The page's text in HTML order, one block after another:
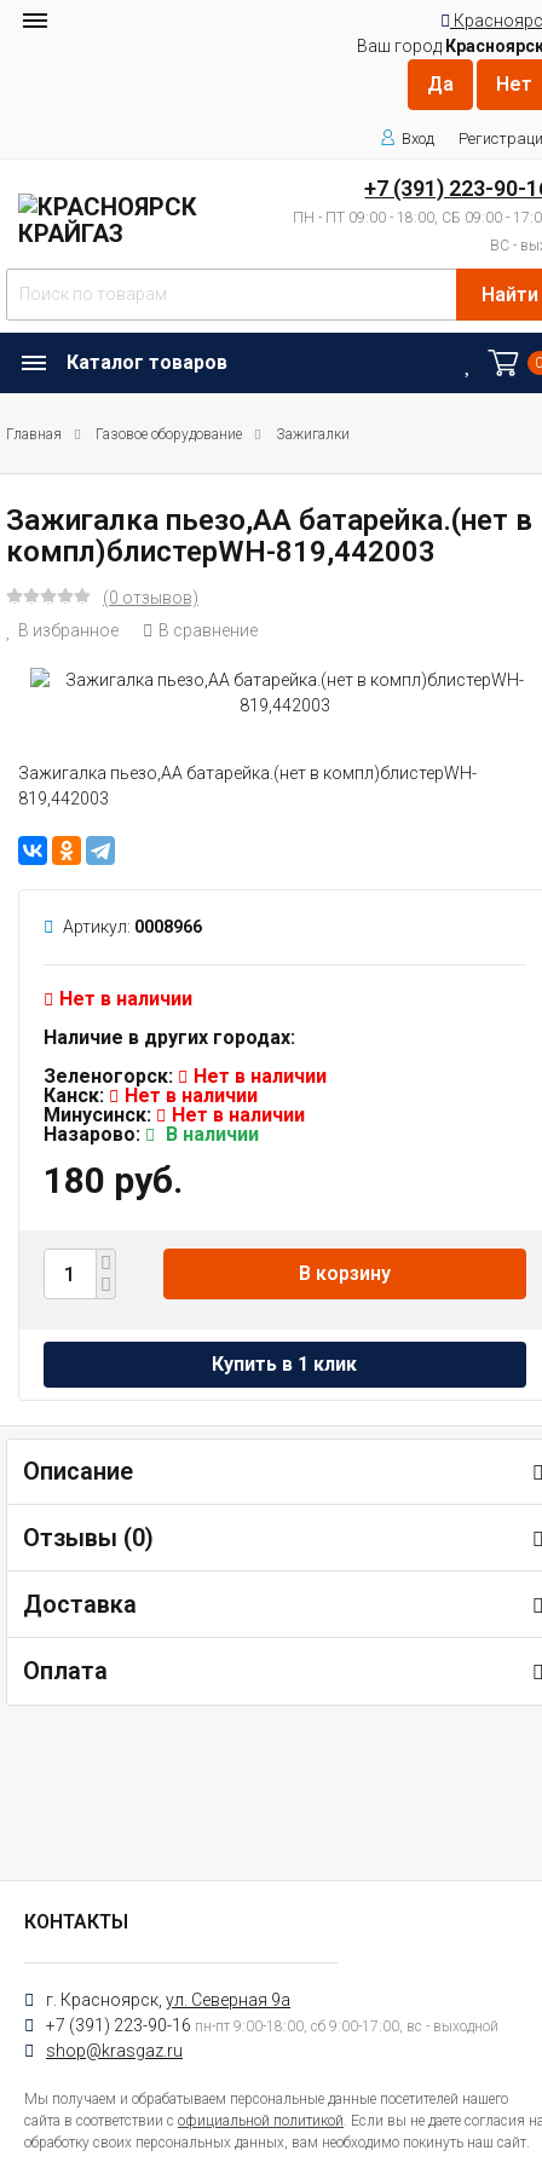
Ваш город
Вход
+7 (391) 223-90-
ПН - ПТ 09:00 - 18:00, СБ 09:00 -
ВС -
Найти
Каталог товаров
Главная Газовое оборудование Зажигалки
Зажигалка пьезо,АА батарейка.(нет в
компл)блистерWH-819,442003
(0 отзывов)
В избранное
В сравнение
Зажигалка пьезо,АА батарейка.(нет в компл)блистерWH-
819,442003
Артикул: 0008966
Нет в наличии
Наличие в других городах:
Зеленогорск:
Нет в наличии
Канск:
Нет в наличии
Минусинск:
Нет в наличии
Назарово:
В наличии
180 руб.
В корзину
Описание
Отзывы (0)
Доставка
Оплата
КОНТАКТЫ
г. Красноярск, ул. Северная 9а
+7 (391) 223-90-16 пн-пт 9:00-18:00, сб 9:00-17:00, вс - выходной
shop@krasgaz.ru
Мы получаем и обрабатываем персональные данные посетителей нашего
сайта в соответствии с официальной политикой. Если вы не даете согласия
обработку своих персональных данных, вам необходимо покинуть наш сайт.